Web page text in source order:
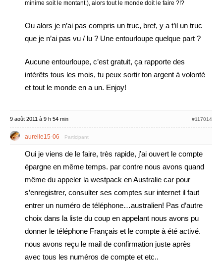
minime soit le montant.), alors tout le monde doit le faire ?!?
Ou alors je n’ai pas compris un truc, bref, y a t’il un truc
que je n’ai pas vu / lu ? Une entourloupe quelque part ?
Aucune entourloupe, c’est gratuit, ça rapporte des
intérêts tous les mois, tu peux sortir ton argent à volonté
et tout le monde en a un. Enjoy!
9 août 2011 à 9 h 54 min #117014
aurelie15-06 Participant
Oui je viens de le faire, très rapide, j’ai ouvert le compte
épargne en même temps. par contre nous avons quand
même du appeler la westpack en Australie car pour
s’enregistrer, consulter ses comptes sur internet il faut
entrer un numéro de téléphone…australien! Pas d’autre
choix dans la liste du coup en appelant nous avons pu
donner le téléphone Français et le compte à été activé.
nous avons reçu le mail de confirmation juste après
avec tous les numéros de compte et etc..